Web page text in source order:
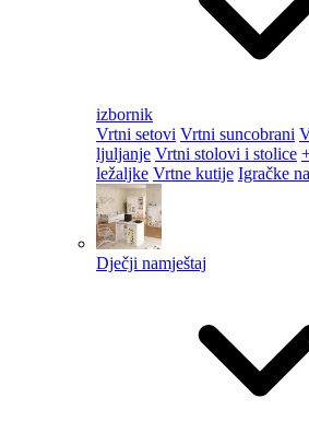
izbornik
Vrtni setovi Vrtni suncobrani
ljuljanje Vrtni stolovi i stolice
ležaljke Vrtne kutije Igračke
Dječji namještaj